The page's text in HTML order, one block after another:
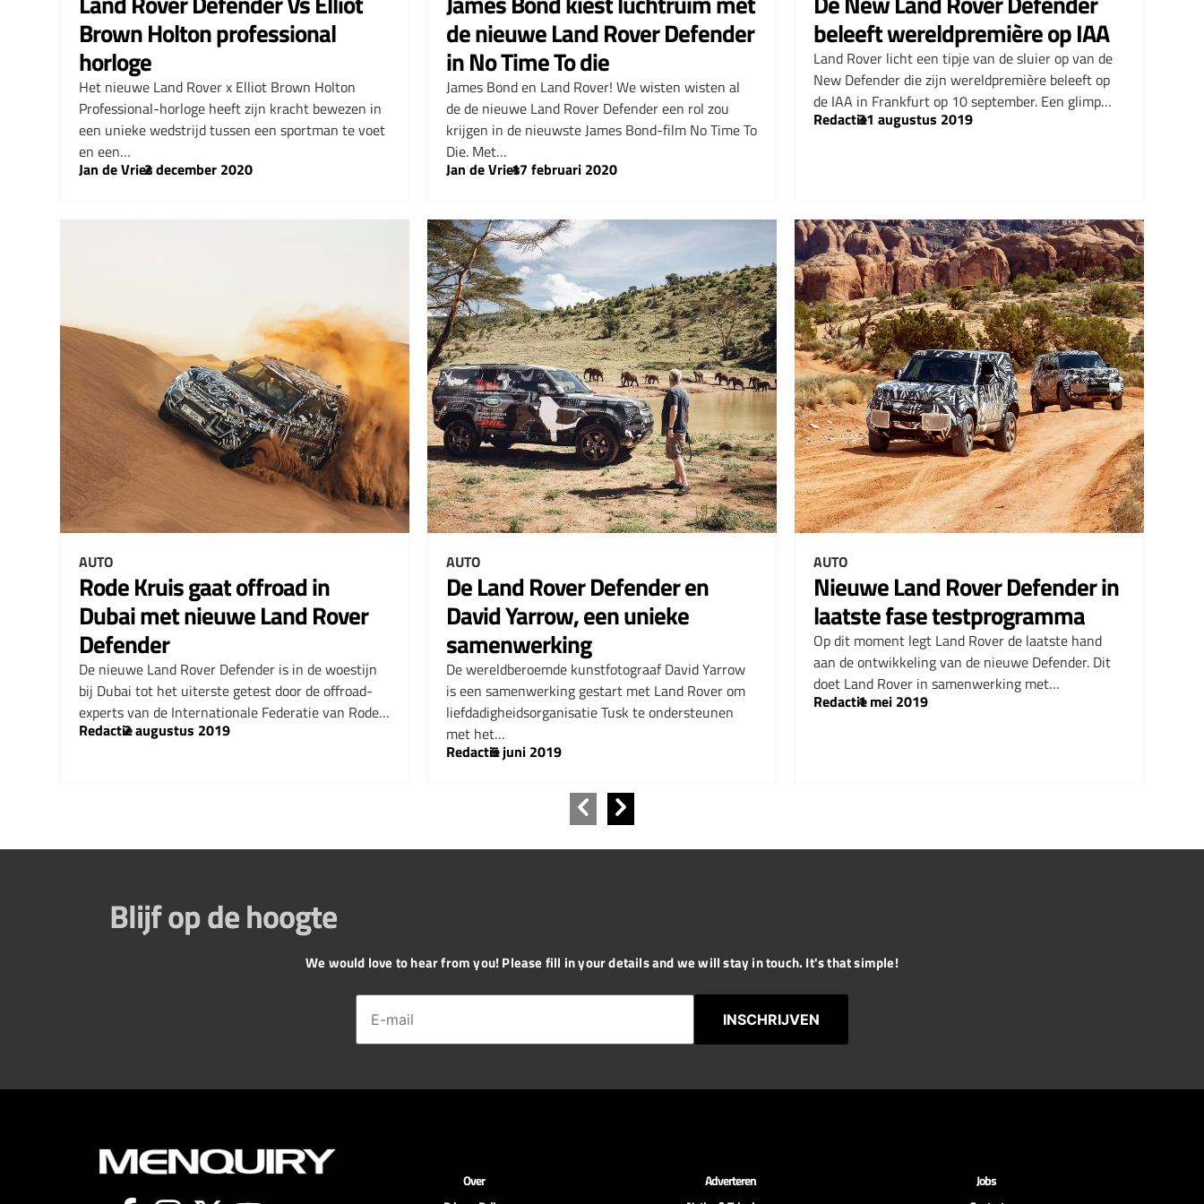
Brown Holton professional
horloge
Het nieuwe Land Rover x Elliot Brown Holton
Professional-horloge heeft zijn kracht bewezen in
een unieke wedstrijd tussen een sportman te voet
en een…
Jan de Vries
–
2 december 2020
de nieuwe Land Rover Defender
in No Time To die
James Bond en Land Rover! We wisten wisten al
de de nieuwe Land Rover Defender een rol zou
krijgen in de nieuwste James Bond-film No Time To
Die. Met…
Jan de Vries
–
17 februari 2020
beleeft wereldpremière op IAA
Land Rover licht een tipje van de sluier op van de
New Defender die zijn wereldpremière beleeft op
de IAA in Frankfurt op 10 september. Een glimp…
Redactie
–
31 augustus 2019
AUTO
Rode Kruis gaat offroad in
Dubai met nieuwe Land Rover
Defender
De nieuwe Land Rover Defender is in de woestijn
bij Dubai tot het uiterste getest door de offroad-
experts van de Internationale Federatie van Rode…
Redactie
–
2 augustus 2019
AUTO
De Land Rover Defender en
David Yarrow, een unieke
samenwerking
De wereldberoemde kunstfotograaf David Yarrow
is een samenwerking gestart met Land Rover om
liefdadigheidsorganisatie Tusk te ondersteunen
met het…
Redactie
–
5 juni 2019
AUTO
Nieuwe Land Rover Defender in
laatste fase testprogramma
Op dit moment legt Land Rover de laatste hand
aan de ontwikkeling van de nieuwe Defender. Dit
doet Land Rover in samenwerking met…
Redactie
–
1 mei 2019
Blijf op de hoogte
We would love to hear from you! Please fill in your details and we will stay in touch. It's that simple!
INSCHRIJVEN
Over
Adverteren
Jobs